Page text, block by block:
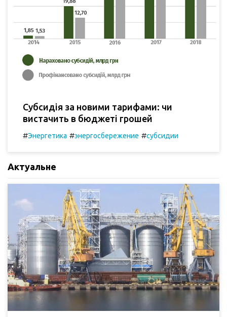
Субсидія за новими тарифами: чи
вистачить в бюджеті грошей
#Энергетика #энергосбережение #субсидии
Актуальне